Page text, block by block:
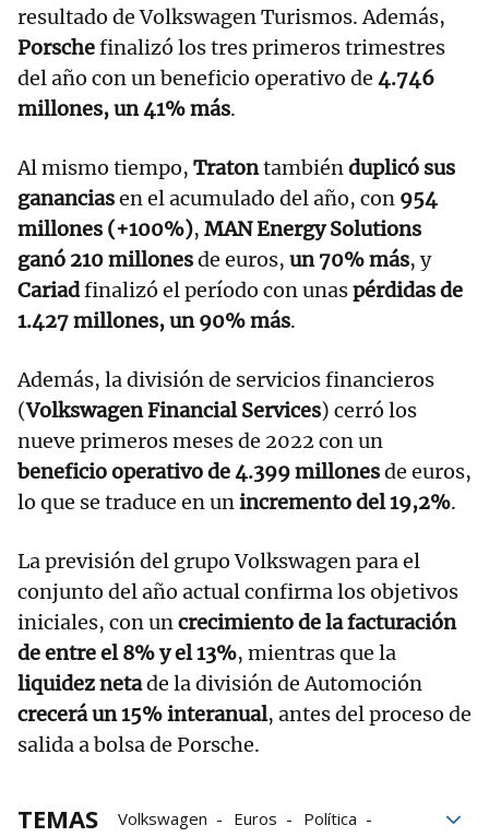
resultado de Volkswagen Turismos. Además,
Porschefinalizó los tres primeros trimestres
del año con un beneficio operativo de 4.746
millones, un 41% más.
Al mismo tiempo, Tratontambiénduplicó sus
gananciasen el acumulado del año, con 954
millones (+100%), MAN Energy Solutions
ganó 210 millonesde euros, un 70% más, y
Cariadfinalizó el período con unaspérdidas de
1.427 millones, un 90% más.
Además, la división de servicios financieros
(Volkswagen Financial Services) cerró los
nueve primeros meses de 2022 con un
beneficio operativo de 4.399 millonesde euros,
lo que se traduce en unincremento del 19,2%.
La previsión del grupo Volkswagen para el
conjunto del año actual confirma los objetivos
iniciales, con uncrecimiento de la facturación
de entre el 8% y el 13%, mientras que la
liquidez netade la división de Automoción
crecerá un 15% interanual, antes del proceso de
salida a bolsa de Porsche.
TEMAS Volkswagen Euros
Política